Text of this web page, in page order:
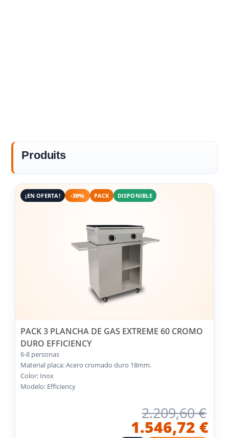
Produits
¡EN OFERTA! -30% PACK DISPONIBLE
PACK 3 PLANCHA DE GAS EXTREME 60 CROMO
DURO EFFICIENCY
6-8 personas
Material placa: Acero cromado duro 18mm.
Color: Inox
Modelo: Efficiency
2.209,60 €
1.546,72 €